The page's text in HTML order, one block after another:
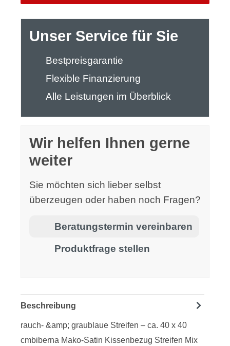
Unser Service für Sie
Bestpreisgarantie
Flexible Finanzierung
Alle Leistungen im Überblick
Wir helfen Ihnen gerne
weiter
Sie möchten sich lieber selbst
überzeugen oder haben noch Fragen?
Beratungstermin vereinbaren
Produktfrage stellen
Beschreibung
rauch- &amp; graublaue Streifen – ca. 40 x 40
cmbiberna Mako-Satin Kissenbezug Streifen Mix